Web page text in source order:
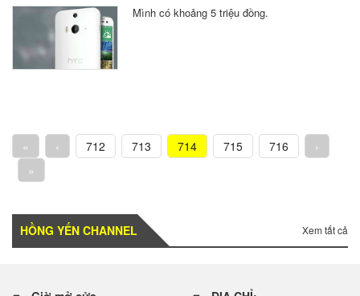
Mình có khoảng 5 triệu đồng.
« ‹ 712 713 714 715 716
›
»
HỒNG YẾN CHANNEL Xem tất cả